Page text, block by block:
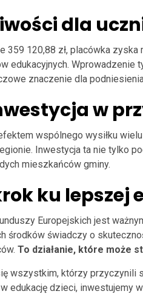
dla
359 120,88 zł, placówka
edukacyjnych.
znaczenie dla
w
wspólnego wysiłku
Inwestycja ta nie tylko
mieszkańców gminy.
ku lepszej
Europejskich jest
środków świadczy o
To działanie, które może
wszystkim, którzy przyczynili
edukację dzieci, inwestujemy